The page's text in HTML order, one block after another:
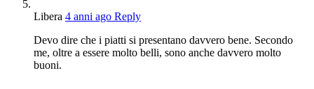
Libera 4 anni ago Reply
Devo dire che i piatti si presentano davvero bene. Secondo
me, oltre a essere molto belli, sono anche davvero molto
buoni.